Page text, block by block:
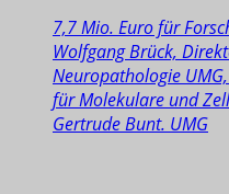
7,7 Mio. Euro für
Wolfgang Brück,
Neuropathologie
für Molekulare und
Gertrude Bunt. UMG